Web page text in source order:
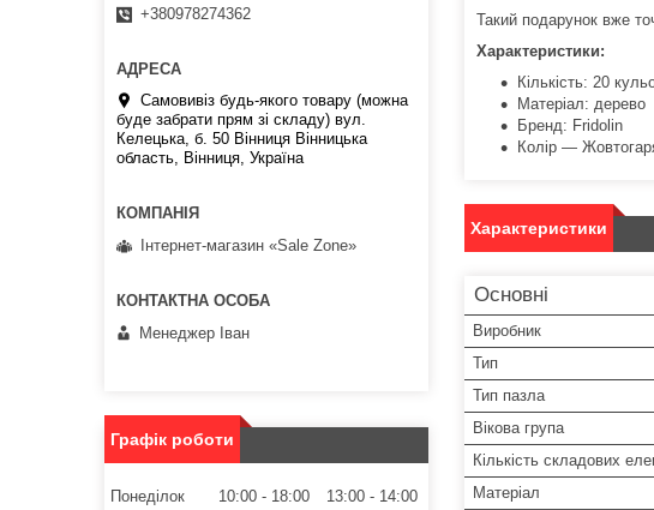
Такий подарунок вже
Характеристики:
Кількість: 20
Матеріал: дерево
Бренд: Fridolin
Колір —
Характеристики
Основні
Виробник
Тип
Тип пазла
Вікова група
Кількість складових
Матеріал
+380978274362
Самовивіз будь-якого товару (можна
буде забрати прям зі складу) вул.
Келецька, б. 50 Вінниця Вінницька
область, Вінниця, Україна
Інтернет-магазин «Sale Zone»
Менеджер Іван
Графік роботи
Понеділок 10:00 18:00 13:00
14:00